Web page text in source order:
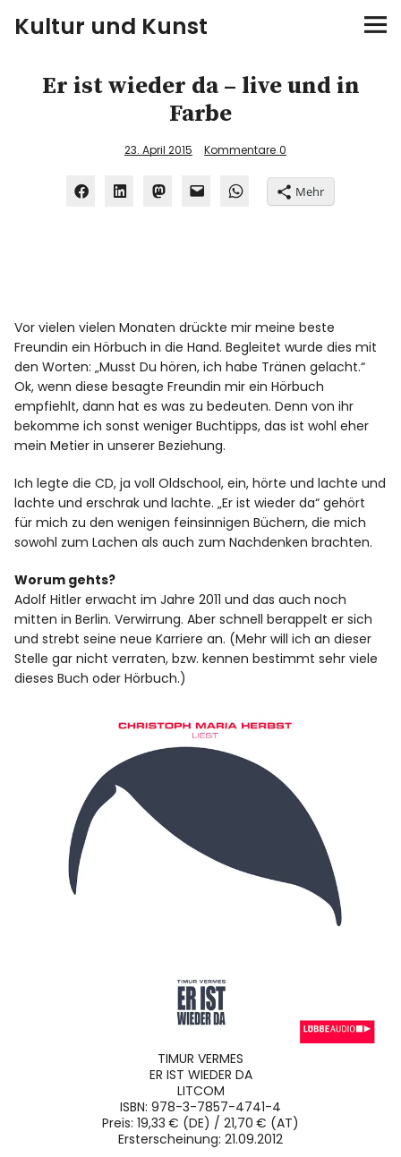
Kultur und Kunst
kultur & kunst
Bloggerreisen
Über mich
Er ist wieder da – live und in
Farbe
23. April 2015 Kommentare 0
Mehr
Vor vielen vielen Monaten drückte mir meine beste
Freundin ein Hörbuch in die Hand. Begleitet wurde dies mit
den Worten: „Musst Du hören, ich habe Tränen gelacht.“
Ok, wenn diese besagte Freundin mir ein Hörbuch
empfiehlt, dann hat es was zu bedeuten. Denn von ihr
bekomme ich sonst weniger Buchtipps, das ist wohl eher
mein Metier in unserer Beziehung.
Ich legte die CD, ja voll Oldschool, ein, hörte und lachte und
lachte und erschrak und lachte. „Er ist wieder da“ gehört
für mich zu den wenigen feinsinnigen Büchern, die mich
sowohl zum Lachen als auch zum Nachdenken brachten.
Worum gehts?
Adolf Hitler erwacht im Jahre 2011 und das auch noch
mitten in Berlin. Verwirrung. Aber schnell berappelt er sich
und strebt seine neue Karriere an. (Mehr will ich an dieser
Stelle gar nicht verraten, bzw. kennen bestimmt sehr viele
dieses Buch oder Hörbuch.)
TIMUR VERMES
ER IST WIEDER DA
LITCOM
ISBN: 978-3-7857-4741-4
Preis: 19,33 € (DE) / 21,70 € (AT)
Ersterscheinung: 21.09.2012